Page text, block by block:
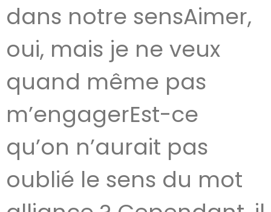
dans notre sensAimer,
oui, mais je ne veux
quand même pas
m’engagerEst-ce
qu’on n’aurait pas
oublié le sens du mot